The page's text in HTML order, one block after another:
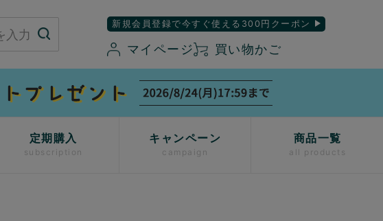
新規会員登録で今すぐ使える300円クーポン
マイページ 買い物かご
定期購入
subscription
キャンペーン
campaign
商品一覧
all products